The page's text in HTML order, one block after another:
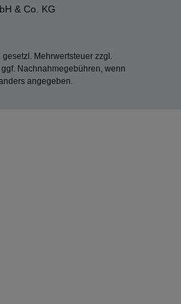
& Co. KG
Mehrwertsteuer zzgl.
Nachnahmegebühren, wenn
angegeben.